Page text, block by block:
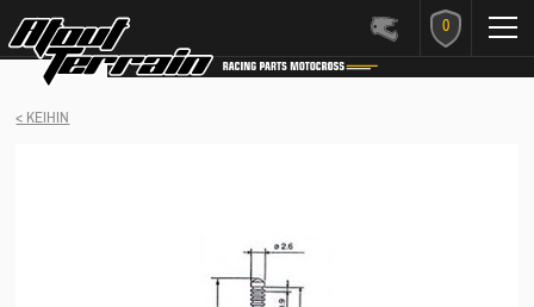
0
< KEIHIN